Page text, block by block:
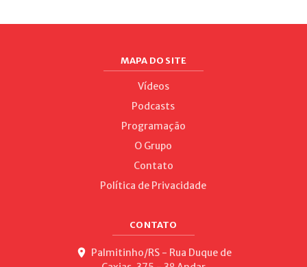
MAPA DO SITE
Vídeos
Podcasts
Programação
O Grupo
Contato
Política de Privacidade
CONTATO
Palmitinho/RS - Rua Duque de